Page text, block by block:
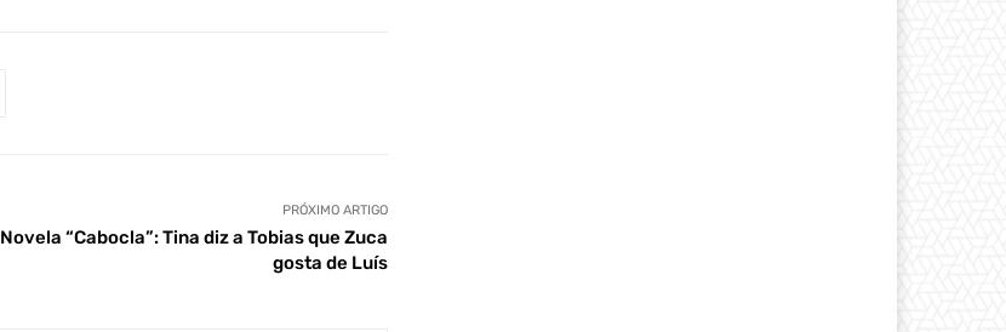
PRÓXIMO ARTIGO
Novela “Cabocla”: Tina diz a Tobias que Zuca
gosta de Luís